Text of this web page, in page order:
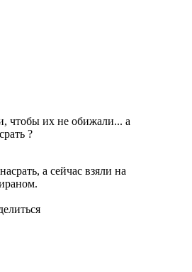
чтобы их не обижали... а
?
а сейчас взяли на